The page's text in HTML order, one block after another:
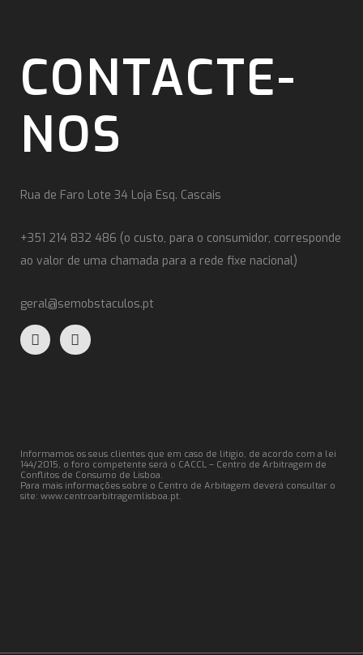
CONTACTE-
NOS
Rua de Faro Lote 34 Loja Esq. Cascais
+351 214 832 486 (o custo, para o consumidor, corresponde
ao valor de uma chamada para a rede fixe nacional)
geral@semobstaculos.pt
Informamos os seus clientes que em caso de litígio, de acordo com a lei
144/2015, o foro competente será o CACCL – Centro de Arbitragem de
Conflitos de Consumo de Lisboa.
Para mais informações sobre o Centro de Arbitagem deverá consultar o
site: www.centroarbitragemlisboa.pt.